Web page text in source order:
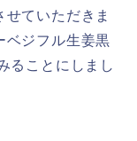
ていただきま
ベジフル生姜黒
ることにしまし